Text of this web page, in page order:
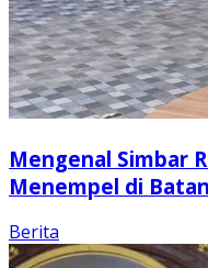
Mengenal Simbar
Menempel di
Berita